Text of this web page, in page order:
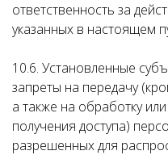
ответственность за
указанных в настоящем
10.6. Установленные
запреты на передачу
а также на обработку
получения доступа)
разрешенных для